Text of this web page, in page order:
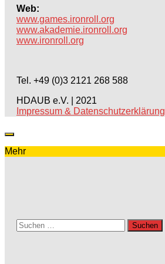
Web:
www.games.ironroll.org
www.akademie.ironroll.org
www.ironroll.org
Tel. +49 (0)3 2121 268 588
HDAUB e.V. | 2021
Impressum & Datenschutzerklärung
Mehr
Suchen
nach: